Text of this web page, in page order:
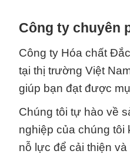
Công ty chuyên
Công ty Hóa chất
tại thị trường Việt
giúp bạn đạt được
Chúng tôi tự hào về
nghiệp của chúng tôi
nỗ lực để cải thiện